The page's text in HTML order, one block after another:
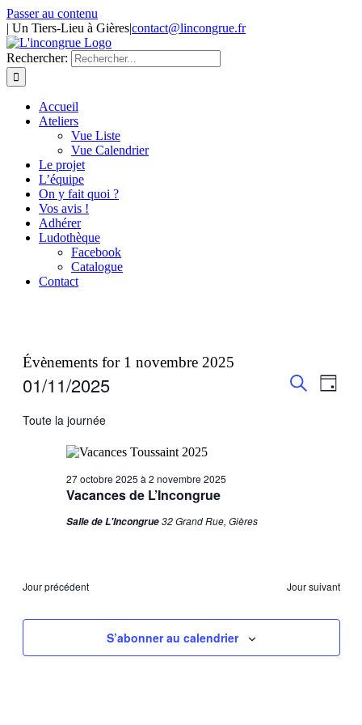
Passer au contenu
| Un Tiers-Lieu à Gières|contact@lincongrue.fr
Rechercher:
Accueil
Ateliers
Vue Liste
Vue Calendrier
Le projet
L’équipe
On y fait quoi ?
Vos avis !
Adhérer
Ludothèque
Facebook
Catalogue
Contact
Évènements for 1 novembre 2025
de
Jour
01/11/2025
une
Toute la journée
Vacances de L’Incongrue
27 octobre 2025 à 2 novembre 2025
Salle de L'Incongrue32 Grand Rue, Gières
Jour précédent Jour suivant
S’abonner au calendrier